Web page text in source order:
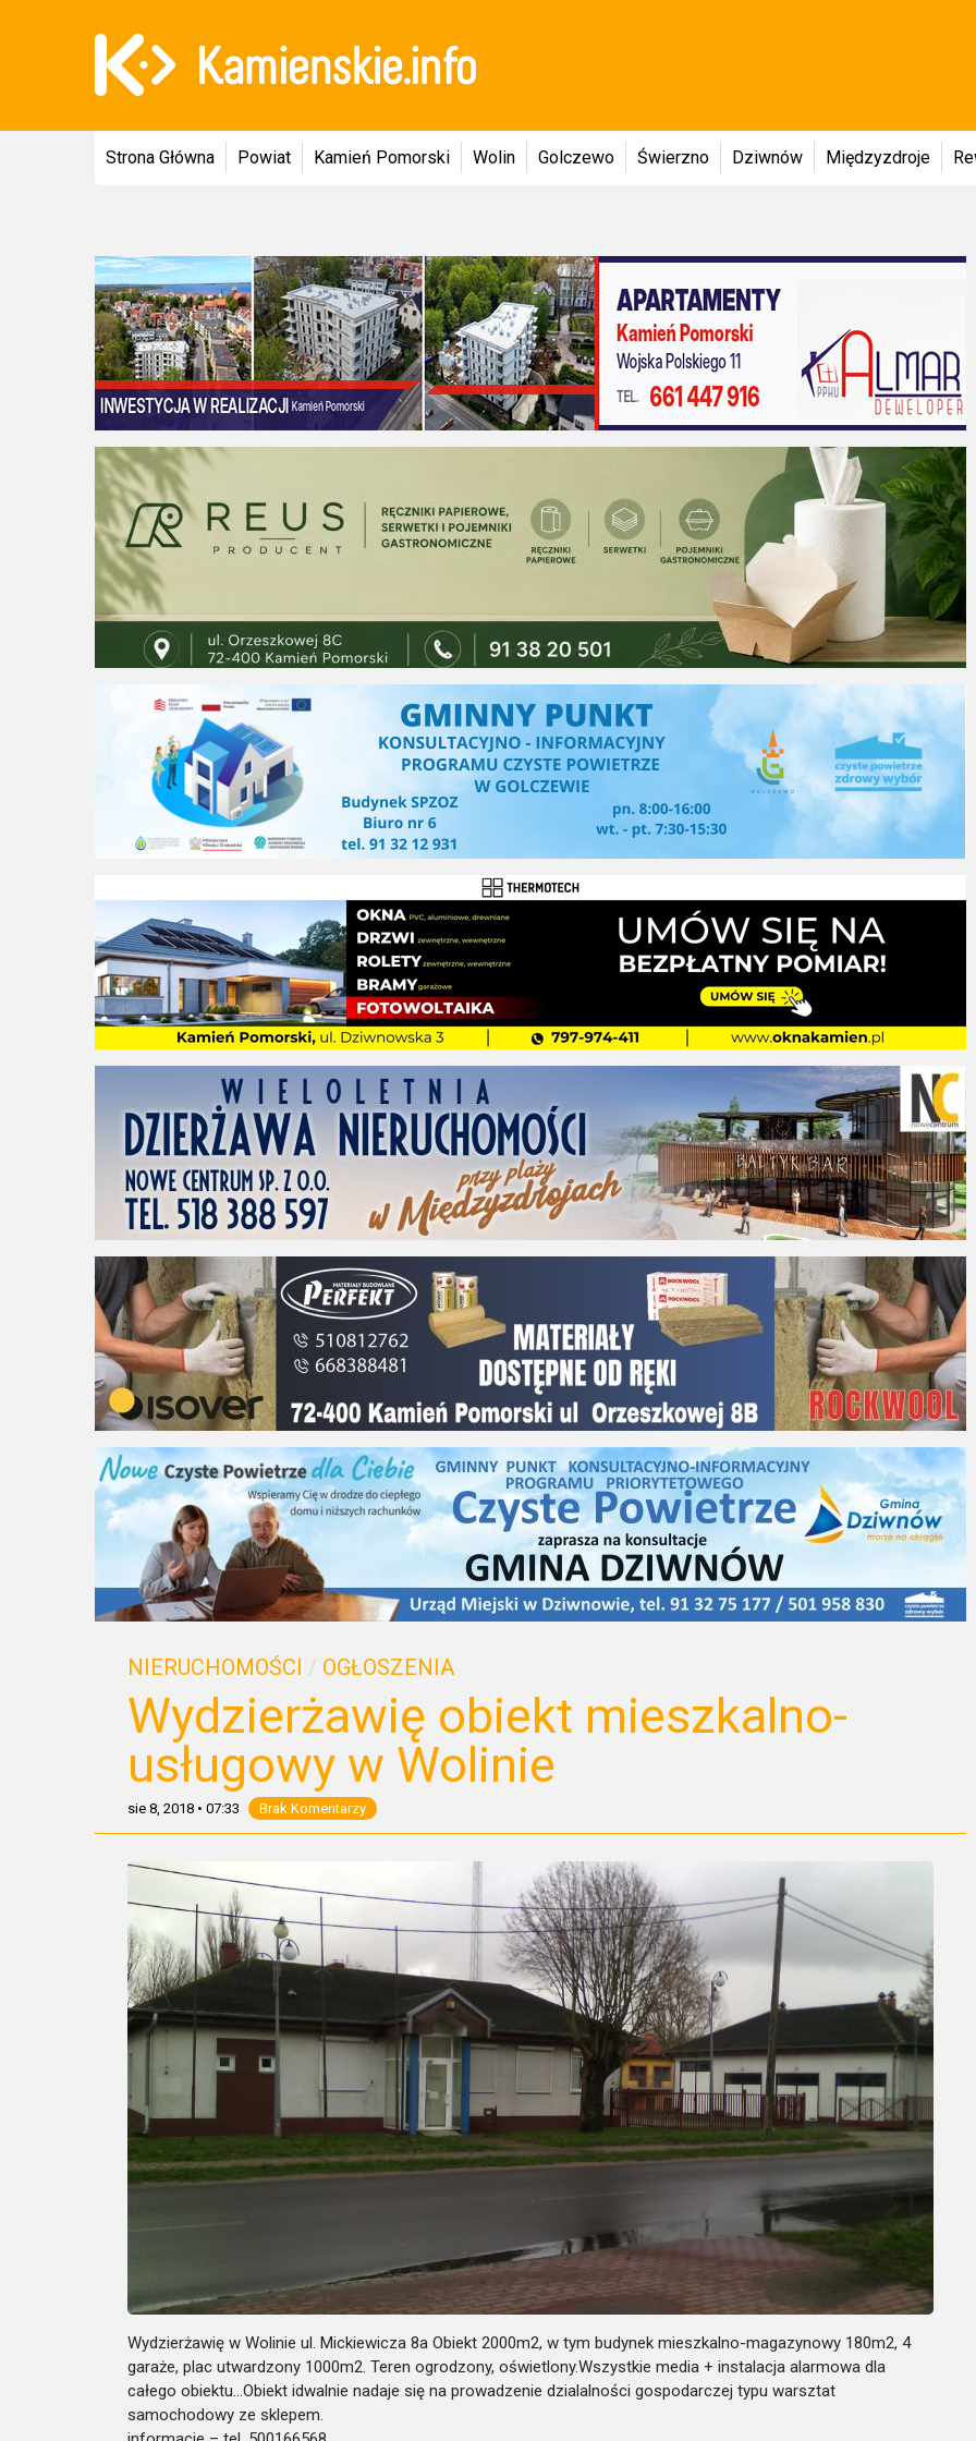
Strona Główna Powiat Kamień Pomorski Wolin Golczewo Świerzno Dziwnów Międzyzdroje
NIERUCHOMOŚCI / OGŁOSZENIA
Wydzierżawię obiekt mieszkalno-
usługowy w Wolinie
sie 8, 2018 • 07:33 Brak Komentarzy
Wydzierżawię w Wolinie ul. Mickiewicza 8a Obiekt 2000m2, w tym budynek mieszkalno-magazynowy 180m2, 4
garaże, plac utwardzony 1000m2. Teren ogrodzony, oświetlony.Wszystkie media + instalacja alarmowa dla
całego obiektu…Obiekt idwalnie nadaje się na prowadzenie dzialalności gospodarczej typu warsztat
samochodowy ze sklepem.